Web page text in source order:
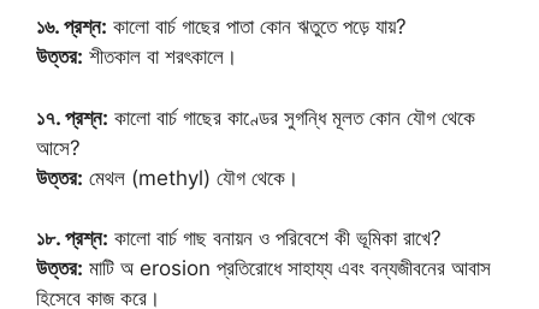
১৬. প্রশ্ন: কালো বার্চ গাছের পাতা কোন ঋতুতে পড়ে যায়?
উত্তর: শীতকাল বা শরৎকালে।
১৭. প্রশ্ন: কালো বার্চ গাছের কাণ্ডের সুগন্ধি মূলত কোন যৌগ থেকে
আসে?
উত্তর: মেথল (methyl) যৌগ থেকে।
১৮. প্রশ্ন: কালো বার্চ গাছ বনায়ন ও পরিবেশে কী ভূমিকা রাখে?
উত্তর: মাটি অ erosion প্রতিরোধে সাহায্য এবং বন্যজীবনের আবাস
হিসেবে কাজ করে।